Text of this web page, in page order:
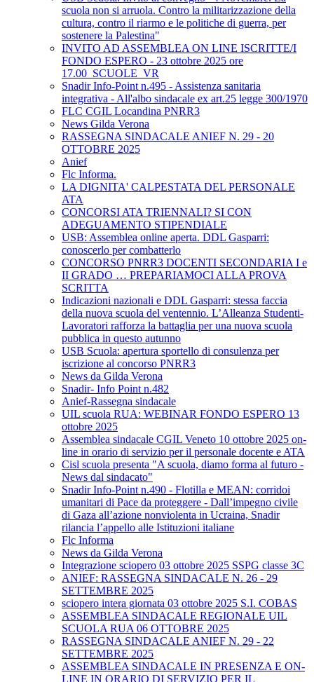
scuola non si arruola. Contro la militarizzazione della
cultura, contro il riarmo e le politiche di guerra, per
sostenere la Palestina"
INVITO AD ASSEMBLEA ON LINE ISCRITTE/I
FONDO ESPERO - 23 ottobre 2025 ore
17.00_SCUOLE_VR
Snadir Info-Point n.495 - Assistenza sanitaria
integrativa - All'albo sindacale ex art.25 legge 300/1970
FLC CGIL Locandina PNRR3
News Gilda Verona
RASSEGNA SINDACALE ANIEF N. 29 - 20
OTTOBRE 2025
Anief
Flc Informa.
LA DIGNITA' CALPESTATA DEL PERSONALE
ATA
CONCORSI ATA TRIENNALI? SI CON
ADEGUAMENTO STIPENDIALE
USB: Assemblea online aperta. DDL Gasparri:
conoscerlo per combatterlo
CONCORSO PNRR3 DOCENTI SECONDARIA I e
II GRADO … PREPARIAMOCI ALLA PROVA
SCRITTA
Indicazioni nazionali e DDL Gasparri: stessa faccia
della nuova scuola del ventennio. L’Alleanza Studenti-
Lavoratori rafforza la battaglia per una nuova scuola
pubblica in questo autunno
USB Scuola: apertura sportello di consulenza per
iscrizione al concorso PNRR3
News da Gilda Verona
Snadir- Info Point n.482
Anief-Rassegna sindacale
UIL scuola RUA: WEBINAR FONDO ESPERO 13
ottobre 2025
Assemblea sindacale CGIL Veneto 10 ottobre 2025 on-
line in orario di servizio per il personale docente e ATA
Cisl scuola presenta "A scuola, diamo forma al futuro -
News dal sindacato"
Snadir Info-Point n.490 - Flotilla e MEAN: corridoi
umanitari di Pace da proteggere - Dall’impegno civile
di Gaza all’azione nonviolenta in Ucraina, Snadir
rilancia l’appello alle Istituzioni italiane
Flc Informa
News da Gilda Verona
Integrazione sciopero 03 ottobre 2025 SSPG classe 3C
ANIEF: RASSEGNA SINDACALE N. 26 - 29
SETTEMBRE 2025
sciopero intera giornata 03 ottobre 2025 S.I. COBAS
ASSEMBLEA SINDACALE REGIONALE UIL
SCUOLA RUA 06 OTTOBRE 2025
RASSEGNA SINDACALE ANIEF N. 29 - 22
SETTEMBRE 2025
ASSEMBLEA SINDACALE IN PRESENZA E ON-
LINE IN ORARIO DI SERVIZIO PER IL